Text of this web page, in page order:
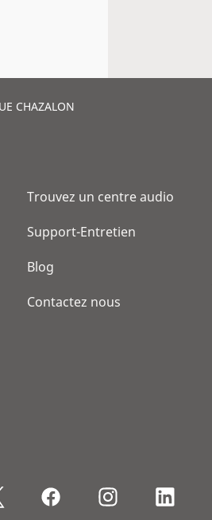
CHAZALON
Trouvez un centre audio
Support-Entretien
Blog
Contactez nous